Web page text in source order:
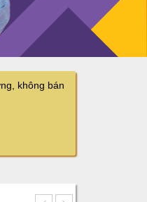
không bán